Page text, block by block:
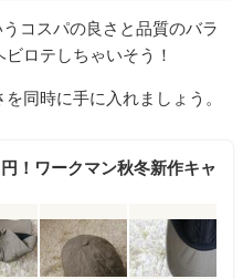
コスパの良さと品質のバラ
ロテしちゃいそう！
同時に手に入れましょう。
！ワークマン秋冬新作キャ